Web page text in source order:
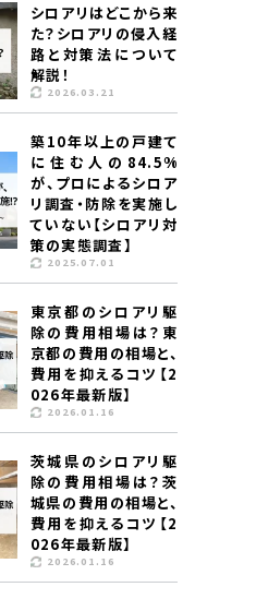
シロアリはどこから来
た？シロアリの侵入経
路と対策法について
解説！
2026.03.21
築10年以上の戸建て
に住む人の84.5%
が、プロによるシロア
リ調査・防除を実施し
ていない【シロアリ対
策の実態調査】
2025.07.01
東京都のシロアリ駆
除の費用相場は？東
京都の費用の相場と、
費用を抑えるコツ【2
026年最新版】
2026.01.16
茨城県のシロアリ駆
除の費用相場は？茨
城県の費用の相場と、
費用を抑えるコツ【2
026年最新版】
2026.01.16